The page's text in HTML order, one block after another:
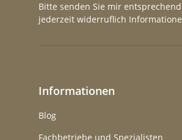
Bitte senden Sie mir
jederzeit widerruflich
Informationen
Blog
Fachbetriebe und Spezialisten